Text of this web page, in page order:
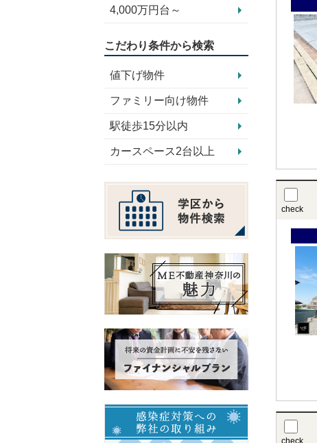
check
check
4,000万円台～
こだわり条件から検索
値下げ物件
ファミリー向け物件
駅徒歩15分以内
カースペース2台以上